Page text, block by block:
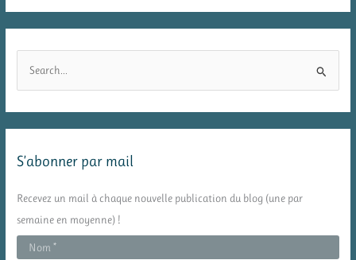
rS’abonner par mail
Recevez un mail à chaque nouvelle publication du blog (une par
semaine en moyenne) !